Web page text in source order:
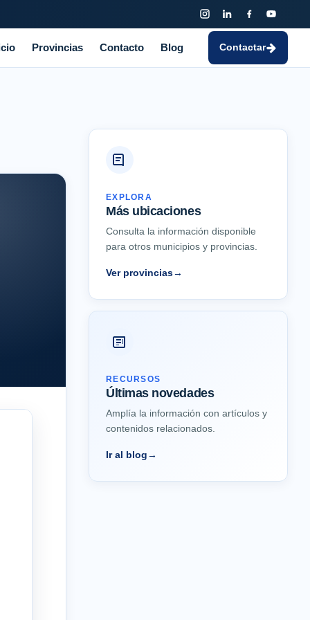
Provincias Contacto Blog Contactar
EXPLORA
Más ubicaciones
Consulta la información disponible
para otros municipios y provincias.
Ver provincias→
RECURSOS
Últimas novedades
Amplía la información con artículos y
contenidos relacionados.
Ir al blog→